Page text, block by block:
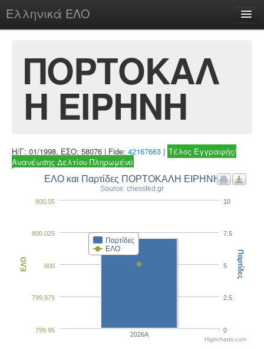
Ελληνικά ΕΛΟ
chesstu.be @ discord
Login
ΠΟΡΤΟΚΑΛ
Η ΕΙΡΗΝΗ
Η/Γ: 01/1998, ΕΣΟ: 58076 | Fide: 42167663 | Τέλος Εγγραφής/
Ανανέωσης Δελτίου Πληρωμένο
ΕΛΟ και Παρτίδες ΠΟΡΤΟΚΑΛΗ ΕΙΡΗΝΗ
Source: chessfed.gr
Παρτίδες
ΕΛΟ
2026A
799.95
799.975
800
800.025
800.05
ΕΛΟ
0
2.5
5
7.5
10
Παρτίδες
Highcharts.com